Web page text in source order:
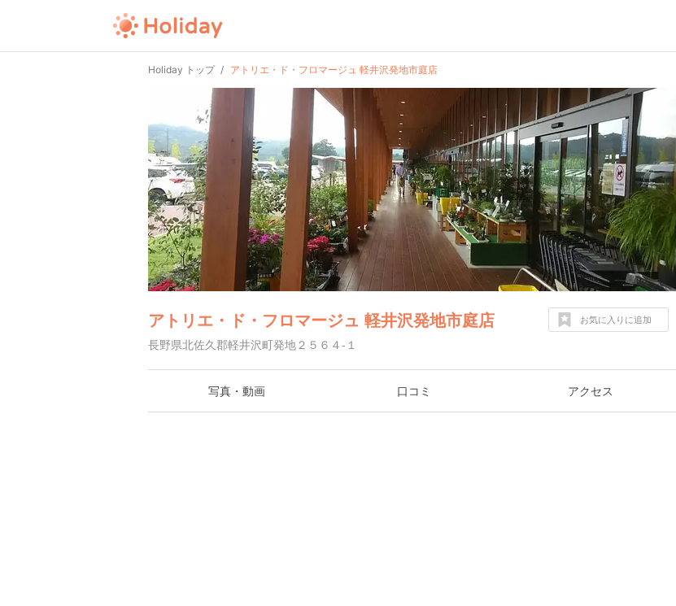
Holiday トップ アトリエ・ド・フロマージュ 軽井沢発地市庭店
アトリエ・ド・フロマージュ 軽井沢発地市庭店
長野県北佐久郡軽井沢町発地２５６４-１
お気に入りに追加
写真・動画 口コミ アクセス